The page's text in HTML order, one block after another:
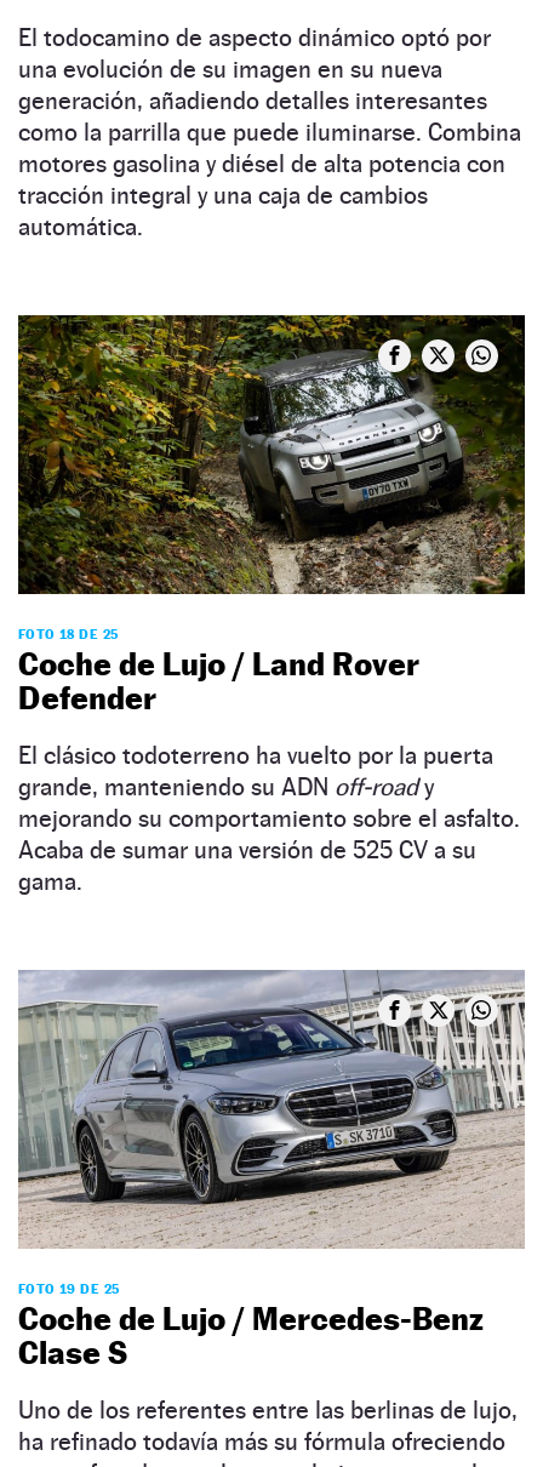
El todocamino de aspecto dinámico optó por
una evolución de su imagen en su nueva
generación, añadiendo detalles interesantes
como la parrilla que puede iluminarse. Combina
motores gasolina y diésel de alta potencia con
tracción integral y una caja de cambios
automática.
FOTO 18 DE 25
Coche de Lujo / Land Rover
Defender
El clásico todoterreno ha vuelto por la puerta
grande, manteniendo su ADN off-roady
mejorando su comportamiento sobre el asfalto.
Acaba de sumar una versión de 525 CV a su
gama.
FOTO 19 DE 25
Coche de Lujo / Mercedes-Benz
Clase S
Uno de los referentes entre las berlinas de lujo,
ha refinado todavía más su fórmula ofreciendo